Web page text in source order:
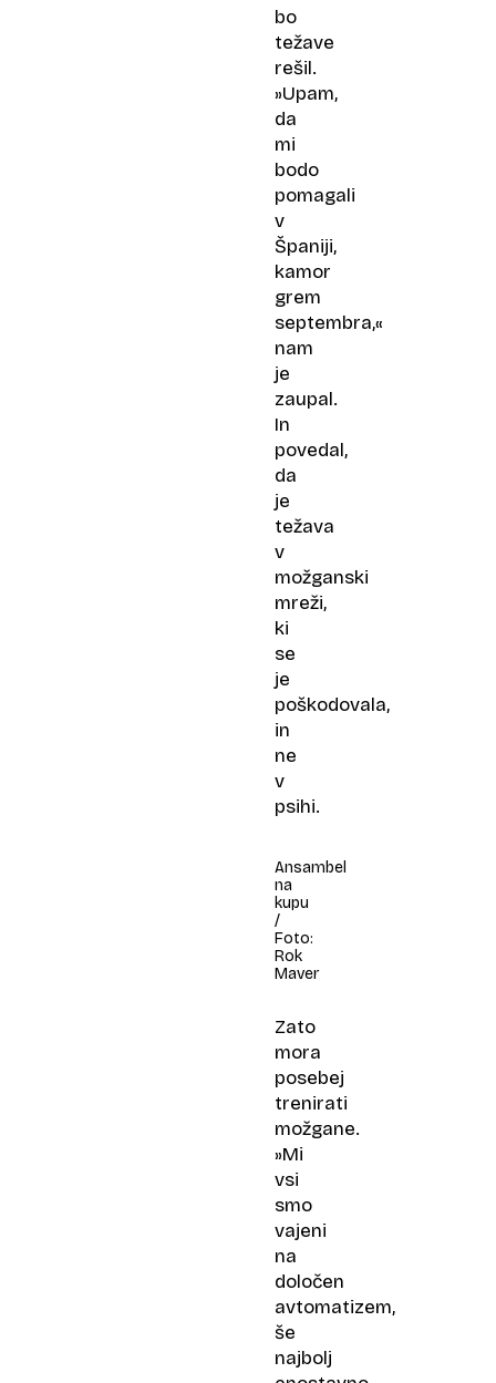
bo
težave
rešil.
»Upam,
da
mi
bodo
pomagali
v
Španiji,
kamor
grem
septembra,«
nam
je
zaupal.
In
povedal,
da
je
težava
v
možganski
mreži,
ki
se
je
poškodovala,
in
ne
v
psihi.
Ansambel
na
kupu
/
Foto:
Rok
Maver
Zato
mora
posebej
trenirati
možgane.
»Mi
vsi
smo
vajeni
na
določen
avtomatizem,
še
najbolj